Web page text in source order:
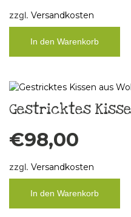
zzgl. Versandkosten
In den Warenkorb
Gestricktes
€98,00
zzgl. Versandkosten
In den Warenkorb